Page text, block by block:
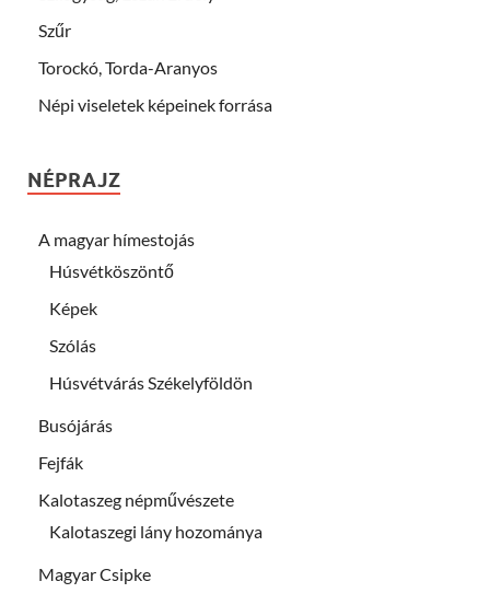
Szűr
Torockó, Torda-Aranyos
Népi viseletek képeinek forrása
NÉPRAJZ
A magyar hímestojás
Húsvétköszöntő
Képek
Szólás
Húsvétvárás Székelyföldön
Busójárás
Fejfák
Kalotaszeg népművészete
Kalotaszegi lány hozománya
Magyar Csipke